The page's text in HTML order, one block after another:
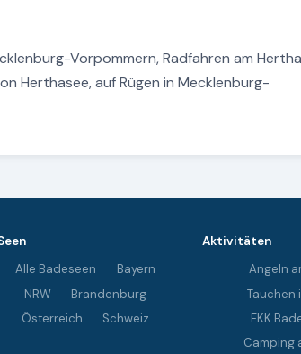
Vorpommern, Radfahren am
Herthasee, auf Rügen in Mecklenburg-
Alle Badeseen
Bayern
NRW
Brandenburg
Österreich
Schweiz
Aktivitäten
Angeln
Tauchen
FKK
Camping